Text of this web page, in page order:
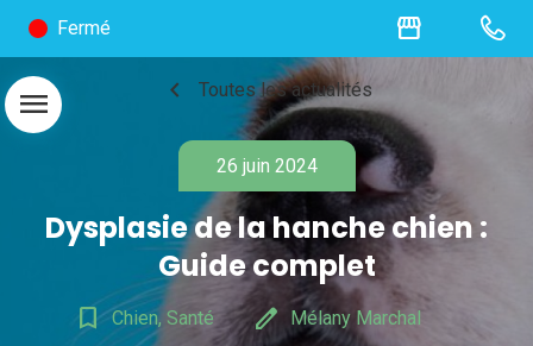
Fermé storefront
menu chevron_left Toutes les actualités
26 juin 2024
Dysplasie de la hanche chien :
Guide complet
bookmark_border Chien, Santé edit Mélany Marchal